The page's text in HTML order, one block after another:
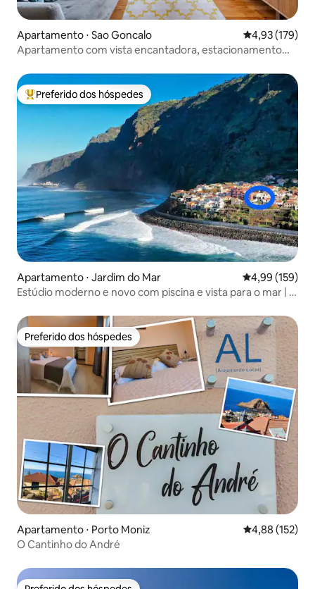
Apartamento ⋅ Sao Goncalo 4,93 de uma
4,93 (179)
Apartamento com vista encantadora, estacionamento
Entre os melhores preferidos dos hóspedes
Preferido dos hóspedes
Apartamento ⋅ Jardim do Mar 4,99 de uma
4,99 (159)
Estúdio moderno e novo com piscina e vista para o mar | G
Preferido dos hóspedes
Preferido dos hóspedes
Apartamento ⋅ Porto Moniz 4,88 de uma
4,88 (152)
O Cantinho do André